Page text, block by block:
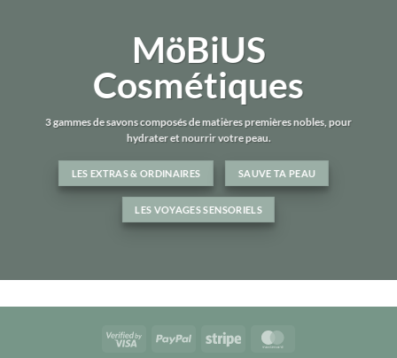
MöBiUS
Cosmétiques
3 gammes de savons composés de matières premières nobles, pour
hydrater et nourrir votre peau.
LES EXTRAS & ORDINAIRES SAUVE TA PEAU
LES VOYAGES SENSORIELS
Visa
PayPal Stripe